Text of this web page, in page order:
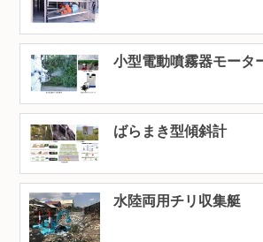
小型電動噴霧器モータ
ばらまき型傾斜計
水陸両用チリ収集艇